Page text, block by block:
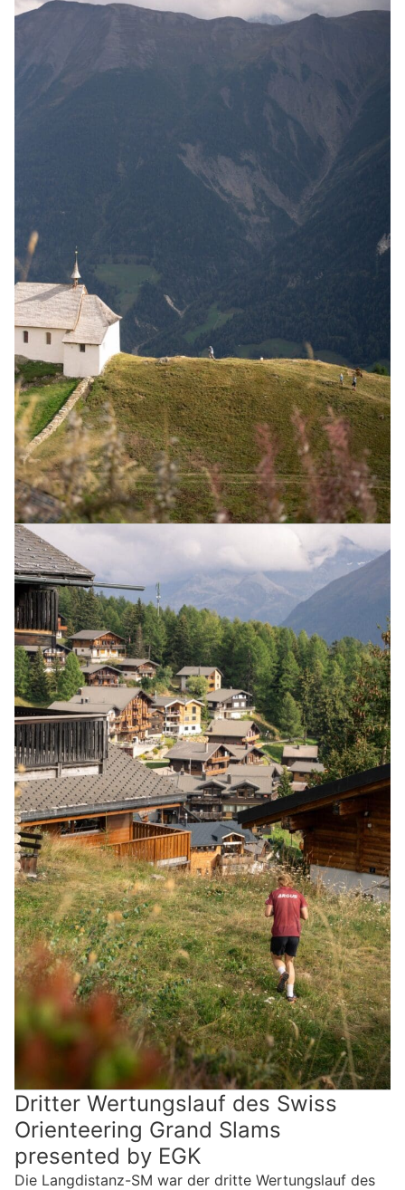
Dritter Wertungslauf des Swiss
Orienteering Grand Slams
presented by EGK
Die Langdistanz-SM war der dritte Wertungslauf des